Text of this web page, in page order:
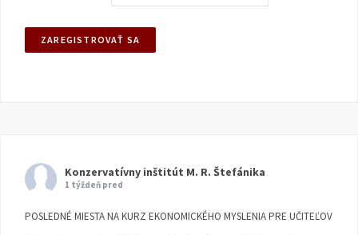
Konzervatívny inštitút M. R. Štefánika
1 týždeň pred
POSLEDNÉ MIESTA NA KURZ EKONOMICKÉHO MYSLENIA PRE UČITEĽOV